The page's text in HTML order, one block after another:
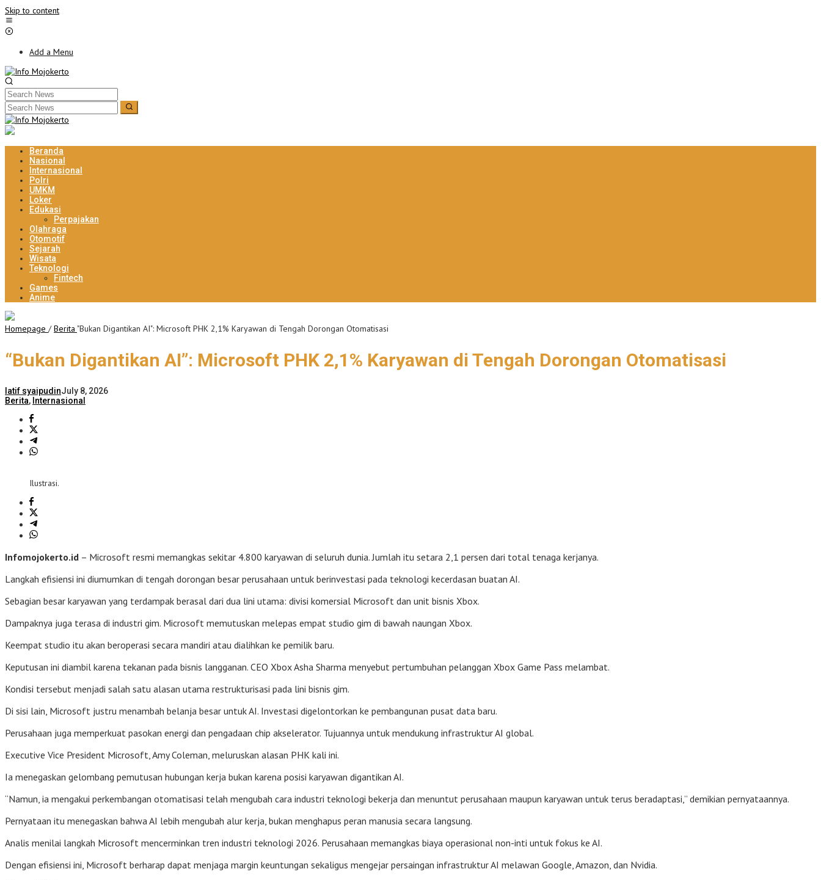
Skip to content
Add a Menu
Beranda
Nasional
Internasional
Polri
UMKM
Loker
Edukasi
Perpajakan
Olahraga
Otomotif
Sejarah
Wisata
Teknologi
Fintech
Games
Anime
Homepage / Berita "Bukan Digantikan AI": Microsoft PHK 2,1% Karyawan di Tengah Dorongan Otomatisasi
“Bukan Digantikan AI”: Microsoft PHK 2,1% Karyawan di Tengah Dorongan Otomatisasi
latif syaipudinJuly 8, 2026
Berita, Internasional
Ilustrasi.
Infomojokerto.id – Microsoft resmi memangkas sekitar 4.800 karyawan di seluruh dunia. Jumlah itu setara 2,1 persen dari total tenaga kerjanya.
Langkah efisiensi ini diumumkan di tengah dorongan besar perusahaan untuk berinvestasi pada teknologi kecerdasan buatan AI.
Sebagian besar karyawan yang terdampak berasal dari dua lini utama: divisi komersial Microsoft dan unit bisnis Xbox.
Dampaknya juga terasa di industri gim. Microsoft memutuskan melepas empat studio gim di bawah naungan Xbox.
Keempat studio itu akan beroperasi secara mandiri atau dialihkan ke pemilik baru.
Keputusan ini diambil karena tekanan pada bisnis langganan. CEO Xbox Asha Sharma menyebut pertumbuhan pelanggan Xbox Game Pass melambat.
Kondisi tersebut menjadi salah satu alasan utama restrukturisasi pada lini bisnis gim.
Di sisi lain, Microsoft justru menambah belanja besar untuk AI. Investasi digelontorkan ke pembangunan pusat data baru.
Perusahaan juga memperkuat pasokan energi dan pengadaan chip akselerator. Tujuannya untuk mendukung infrastruktur AI global.
Executive Vice President Microsoft, Amy Coleman, meluruskan alasan PHK kali ini.
Ia menegaskan gelombang pemutusan hubungan kerja bukan karena posisi karyawan digantikan AI.
“Namun, ia mengakui perkembangan otomatisasi telah mengubah cara industri teknologi bekerja dan menuntut perusahaan maupun karyawan untuk terus beradaptasi,” demikian pernyataannya.
Pernyataan itu menegaskan bahwa AI lebih mengubah alur kerja, bukan menghapus peran manusia secara langsung.
Analis menilai langkah Microsoft mencerminkan tren industri teknologi 2026. Perusahaan memangkas biaya operasional non-inti untuk fokus ke AI.
Dengan efisiensi ini, Microsoft berharap dapat menjaga margin keuntungan sekaligus mengejar persaingan infrastruktur AI melawan Google, Amazon, dan Nvidia.